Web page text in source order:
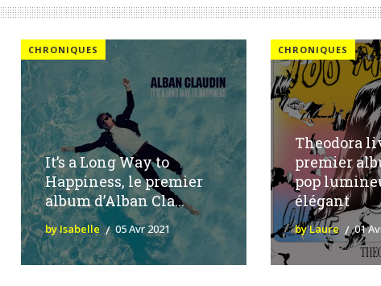
CHRONIQUES
It’s a Long Way to
Happiness, le premier
album d’Alban Cla...
by Isabelle 05 Avr 2021
CHRONIQUES
Theodora
premier
pop
élégant
by Laure 01